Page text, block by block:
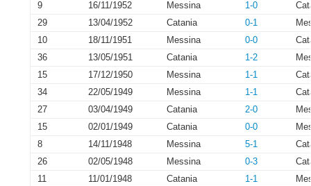
9
16/11/1952 Messina 1-0
29
13/04/1952 Catania 0-1
10
18/11/1951 Messina 0-0
36
13/05/1951 Catania 1-2
15
17/12/1950 Messina 1-1
34
22/05/1949 Messina 1-1
27
03/04/1949 Catania 2-0
15
02/01/1949 Catania 0-0
8
14/11/1948 Messina 5-1
26
02/05/1948 Messina 0-3
11
11/01/1948 Catania 1-1